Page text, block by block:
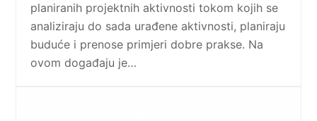
planiranih projektnih aktivnosti tokom kojih se
analiziraju do sada urađene aktivnosti, planiraju
buduće i prenose primjeri dobre prakse. Na
ovom događaju je…